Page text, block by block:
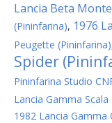
Lancia Beta
(Pininfarina), 1976
Peugette (Pininfarina)
Spider
Pininfarina Studio
Lancia Gamma Scala
1982 Lancia Gamma